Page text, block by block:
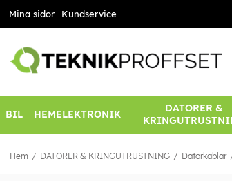
Mina sidor Kundservice
BIL HEMELEKTRONIK
DATORER &
Hem DATORER & KRINGUTRUSTNING Datorkablar